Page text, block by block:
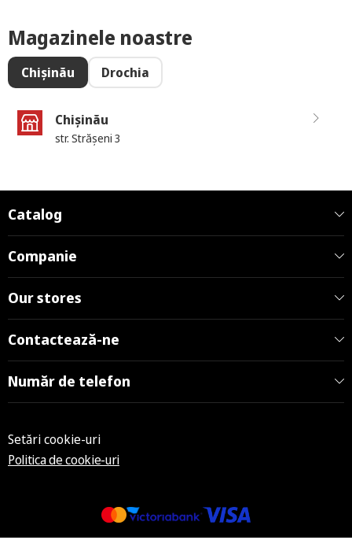
Magazinele noastre
Chișinău Drochia
Chișinău
str. Strășeni 3
Catalog
Companie
Our stores
Contactează-ne
Număr de telefon
Setări cookie-uri
Politica de cookie-uri